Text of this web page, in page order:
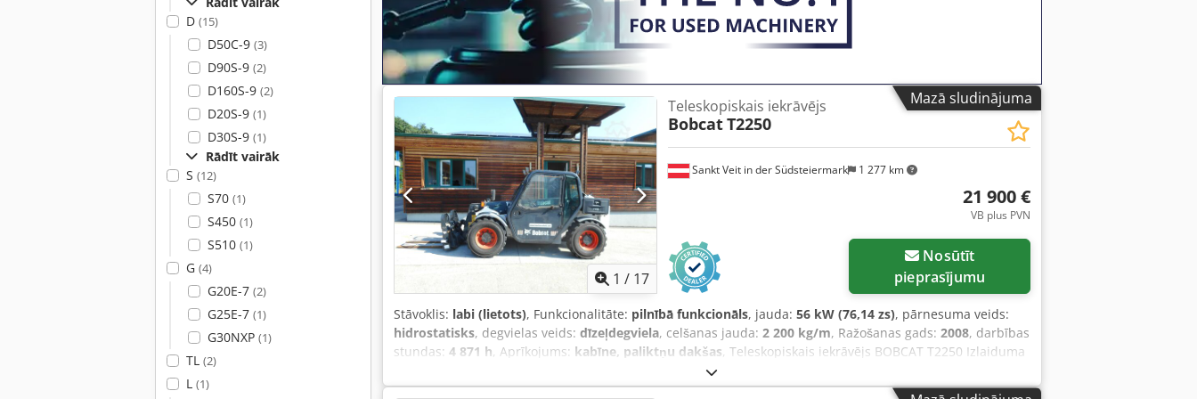
D (15)
D50C-9 (3)
D90S-9 (2)
D160S-9 (2)
D20S-9 (1)
D30S-9 (1)
Rādīt vairāk
S (12)
S70 (1)
S450 (1)
S510 (1)
G (4)
G20E-7 (2)
G25E-7 (1)
G30NXP (1)
TL (2)
L (1)
Mazā sludinājuma
1 / 17
Sankt Veit in der Südsteiermark 1 277 km
Teleskopiskais iekrāvējs
BobcatT2250
21 900 €
VB plus PVN
pieprasījumu
Stāvoklis: labi (lietots), Funkcionalitāte: pilnībā funkcionāls, jauda: 56 kW (76,14 zs), pārnesuma veids:
hidrostatisks, degvielas veids: dīzeļdegviela, celšanas jauda: 2 200 kg/m, Ražošanas gads: 2008, darbības
stundas: 4 871 h, Aprīkojums: kabīne, paliktņu dakšas, Teleskopiskais iekrāvējs BOBCAT T2250 Izlaiduma
gads: 2008 Nobraukums pēc skaitītāja: 4871 stundas Cedpfxszr En Io Akvorf 2,2 tonnu pacelšanas jauda 5
metru pacelšanas augstums 56 kW 2 pakāpju hidrostatiskā transmisija Tikai 198 cm augstums Tikai 190